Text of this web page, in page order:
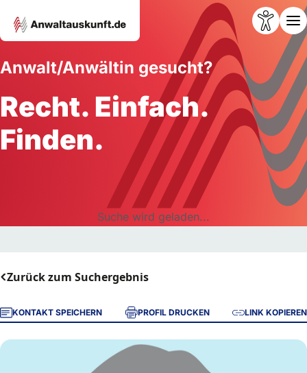
Anwalt/Anwältin gesucht?
Recht. Einfach.
Finden.
Suche wird geladen...
Zurück zum Suchergebnis
KONTAKT SPEICHERN PROFIL DRUCKEN LINK KOPIEREN